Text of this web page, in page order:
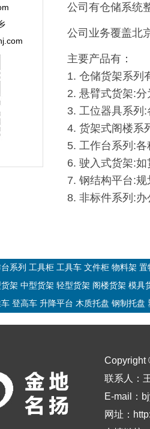
公司有仓储系统
公司业务覆盖北
主要产品有：
1. 仓储货架系列
2. 悬臂式货架:
3. 工位器具系列
4. 货架式阁楼系
5. 工作台系列:
6. 驶入式货架:
7. 钢结构平台:
8. 非标件系列:
系列 工具柜 工具车 文件柜 物料架 置
架 中型货架 轻型货架 阁楼货架 模具
登高车 升降平台 木质托盘 钢制托盘
Copyright
联系人：
E-mail：
网址：